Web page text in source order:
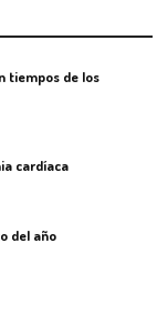
tiempos de los
cardíaca
del año